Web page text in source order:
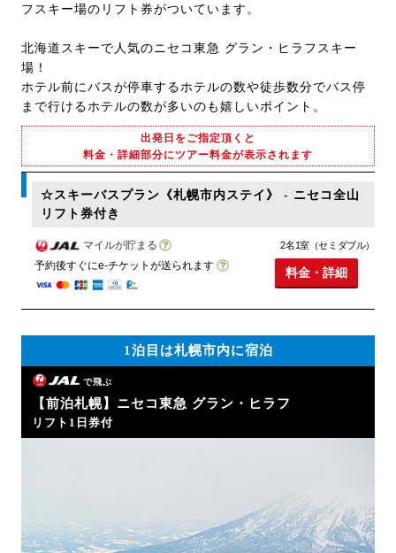
フスキー場のリフト券がついています。
北海道スキーで人気のニセコ東急 グラン・ヒラフスキー
場！
ホテル前にバスが停車するホテルの数や徒歩数分でバス停
まで行けるホテルの数が多いのも嬉しいポイント。
出発日をご指定頂くと
料金・詳細部分にツアー料金が表示されます
☆スキーバスプラン《札幌市内ステイ》 - ニセコ全山
リフト券付き
マイルが貯まる
予約後すぐにe-チケットが送られます
2名1室（セミダブル）
料金・詳細
1泊目は札幌市内に宿泊
で飛ぶ
【前泊札幌】ニセコ東急 グラン・ヒラフ
リフト1日券付